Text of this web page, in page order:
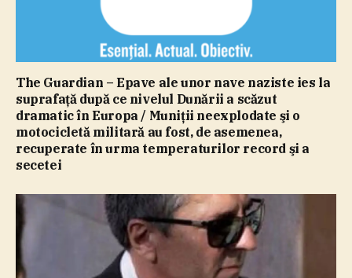
The Guardian – Epave ale unor nave naziste ies la
suprafaţă după ce nivelul Dunării a scăzut
dramatic în Europa / Muniţii neexplodate şi o
motocicletă militară au fost, de asemenea,
recuperate în urma temperaturilor record şi a
secetei